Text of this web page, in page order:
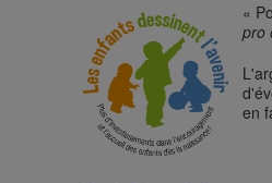
«
pro
en